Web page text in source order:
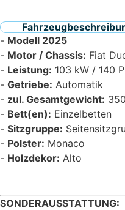
Modell 2025
Motor / Chassis: Fiat
Leistung: 103 kW / 140
Getriebe: Automatik
zul. Gesamtgewicht:
Bett(en): Einzelbetten
Sitzgruppe:
Polster: Monaco
Holzdekor: Alto
SONDERAUSSTATTUNG: